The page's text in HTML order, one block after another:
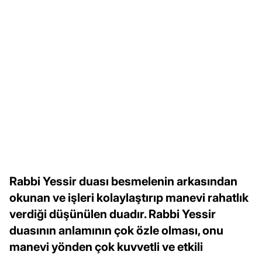
Rabbi Yessir duası besmelenin arkasından
okunan ve işleri kolaylaştırıp manevi rahatlık
verdiği düşünülen duadır. Rabbi Yessir
duasının anlamının çok özle olması, onu
manevi yönden çok kuvvetli ve etkili